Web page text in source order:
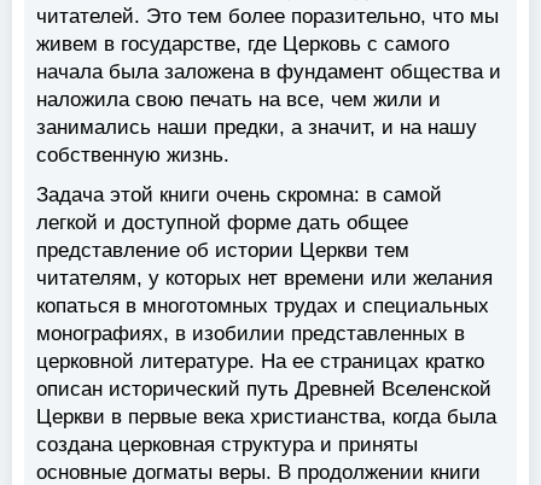
читателей. Это тем более поразительно, что мы
живем в государстве, где Церковь с самого
начала была заложена в фундамент общества и
наложила свою печать на все, чем жили и
занимались наши предки, а значит, и на нашу
собственную жизнь.
Задача этой книги очень скромна: в самой
легкой и доступной форме дать общее
представление об истории Церкви тем
читателям, у которых нет времени или желания
копаться в многотомных трудах и специальных
монографиях, в изобилии представленных в
церковной литературе. На ее страницах кратко
описан исторический путь Древней Вселенской
Церкви в первые века христианства, когда была
создана церковная структура и приняты
основные догматы веры. В продолжении книги